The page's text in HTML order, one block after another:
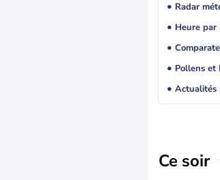
Radar
Heure par
Pollens et
Ce soir